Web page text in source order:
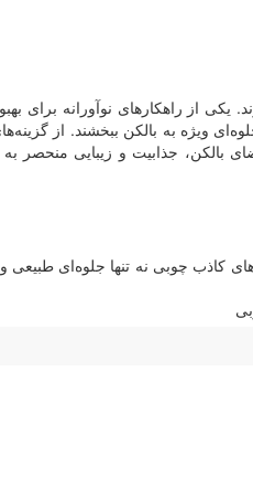
از راهکارهای نوآورانه برای
ویژه به بالکن ببخشند. از
جذابیت و زیبایی منحصر به
چوبی نه تنها جلوه‌ای طبیعی و